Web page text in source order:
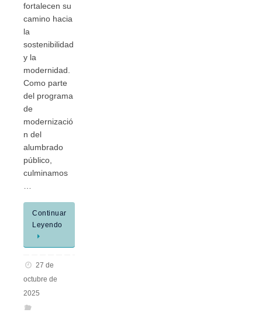
fortalecen su
camino hacia
la
sostenibilidad
y la
modernidad.
Como parte
del programa
de
modernizació
n del
alumbrado
público,
culminamos
Continuar
Leyendo
27 de
octubre de
2025